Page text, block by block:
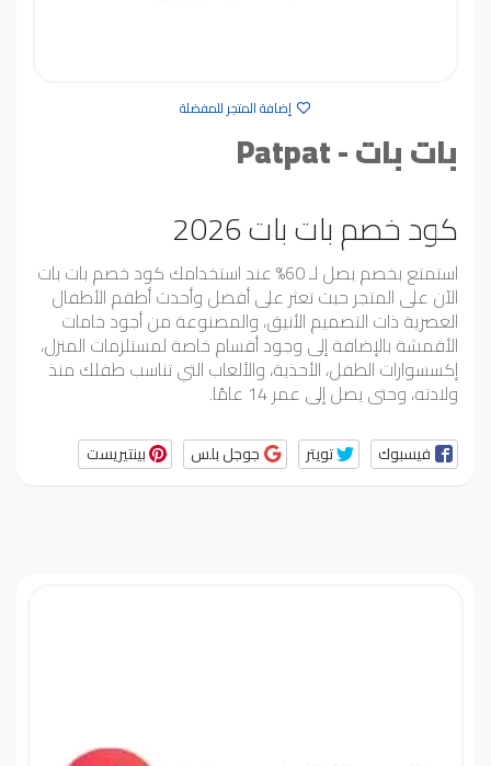
إضافة المتجر للمفضلة
بات بات - Patpat
كود خصم بات بات 2026
استمتع بخصم يصل لـ 60% عند استخدامك كود خصم بات بات
الآن على المتجر حيث تعثر على أفضل وأحدث أطقم الأطفال
العصرية ذات التصميم الأنيق، والمصنوعة من أجود خامات
الأقمشة بالإضافة إلى وجود أقسام خاصة لمستلزمات المنزل،
إكسسوارات الطفل، الأحذية، والألعاب التي تناسب طفلك منذ
ولادته، وحتى يصل إلى عمر 14 عامًا.
فيسبوك تويتر جوجل بلس بينتيريست